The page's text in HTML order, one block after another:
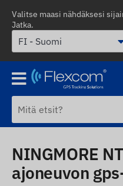
Valitse maasi nähdäksesi
Jatka.
NINGMORE
ajoneuvon